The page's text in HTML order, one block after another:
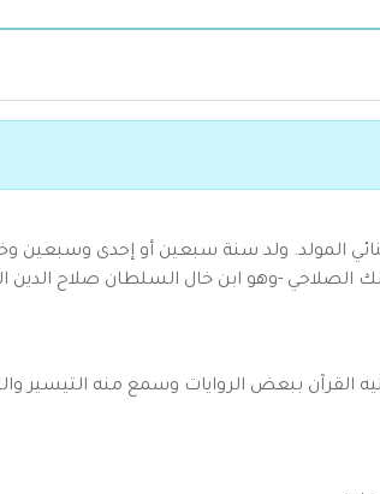
الدين موسك الصلاحي -وهو ابن خال السلطان صلاح